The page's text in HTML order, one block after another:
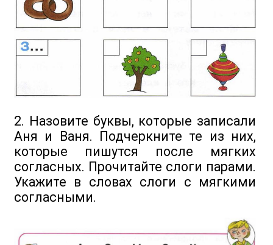
2. Назовите буквы, которые записали
Аня и Ваня. Подчеркните те из них,
которые пишутся после мягких
согласных. Прочитайте слоги парами.
Укажите в словах слоги с мягкими
согласными.